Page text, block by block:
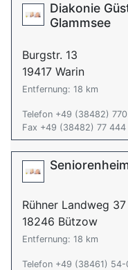
Diakonie
Glammsee
Burgstr. 13
19417 Warin
Entfernung: 18 km
Telefon +49 (38482) 770
Fax +49 (38482) 77 444
Rühner Landweg 37
18246 Bützow
Entfernung: 18 km
Telefon +49 (38461) 54-